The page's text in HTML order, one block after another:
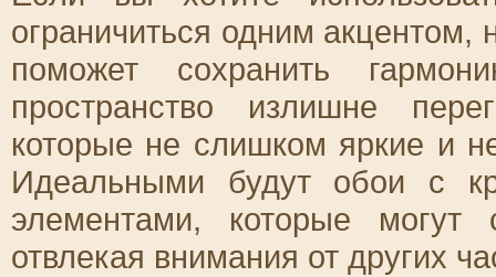
ограничиться одним
поможет сохранить
пространство излишне
которые не слишком яркие и
Идеальными будут обои с
элементами, которые могут
отвлекая внимания от других